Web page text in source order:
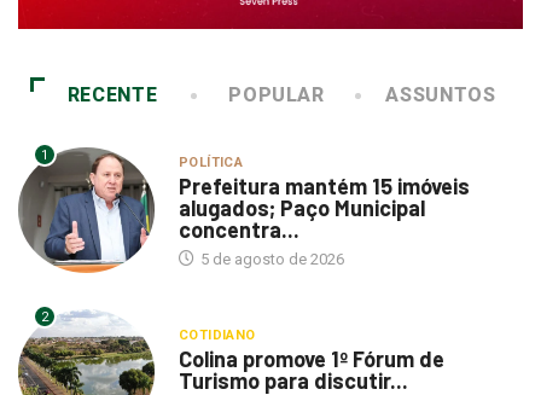
RECENTE POPULAR ASSUNTOS
1 POLÍTICA
Prefeitura mantém 15 imóveis
alugados; Paço Municipal
concentra...
5 de agosto de 2026
2
COTIDIANO
Colina promove 1º Fórum de
Turismo para discutir...